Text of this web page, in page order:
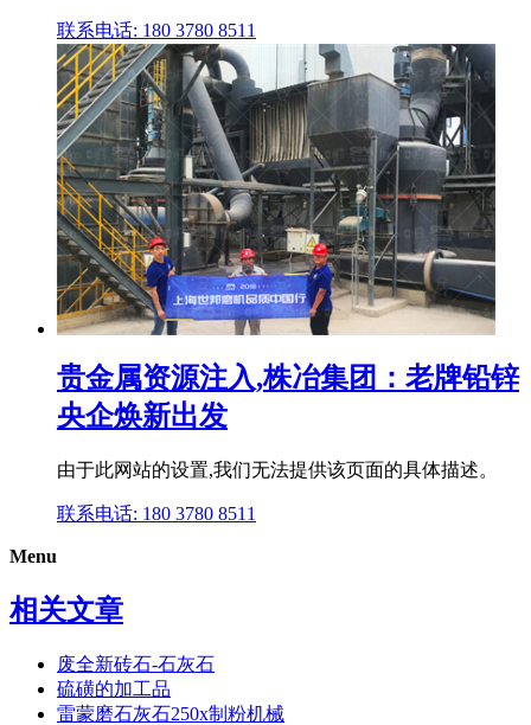
联系电话: 180 3780 8511
贵金属资源注入,株冶集团：老牌铅锌
央企焕新出发
由于此网站的设置,我们无法提供该页面的具体描述。
联系电话: 180 3780 8511
Menu
相关文章
废全新砖石-石灰石
硫磺的加工品
雷蒙磨石灰石250x制粉机械